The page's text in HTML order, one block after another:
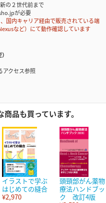
の２世代前まで
が必要
内キャリア経由で販売されている端
など）にて動作確認しています
アクセス参照
品も買っています。
イラストで学ぶ
はじめての縫合
¥2,970
頭頸部がん薬物
療法ハンドブッ
ク 改訂4版